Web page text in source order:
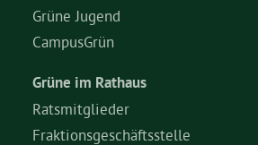
Termine
Kontakt
Grüne Jugend
CampusGrün
Grüne im Rathaus
Ratsmitglieder
Fraktionsgeschäftsstelle